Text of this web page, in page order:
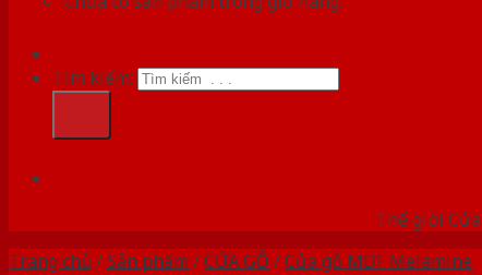
Tìm kiếm:
Thế giới
Trang chủ /Sản phẩm /CỬA GỖ /Cửa gỗ MDF Melamine